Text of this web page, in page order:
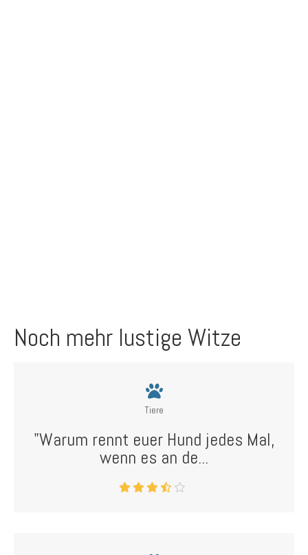
Noch mehr lustige Witze
Tiere
"Warum rennt euer Hund jedes Mal,
wenn es an de...